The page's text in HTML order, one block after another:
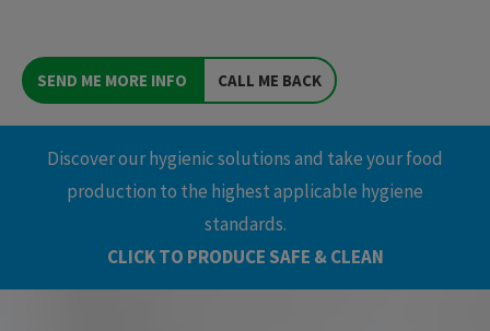
SEND ME MORE INFO CALL ME BACK
Discover our hygienic solutions and take your food
production to the highest applicable hygiene
standards.
CLICK TO PRODUCE SAFE & CLEAN